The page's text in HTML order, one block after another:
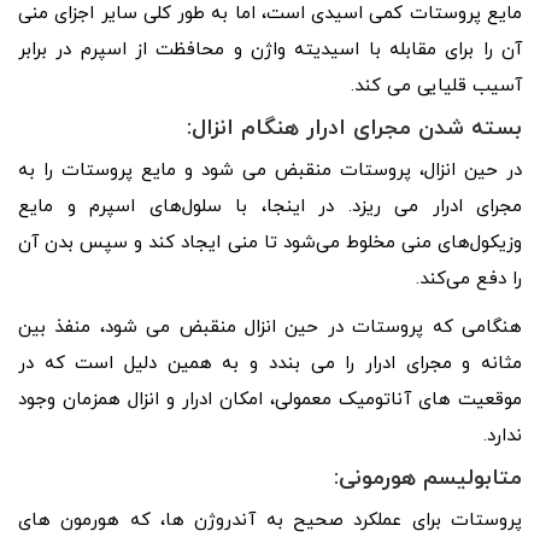
مایع پروستات کمی اسیدی است، اما به طور کلی سایر اجزای منی
آن را برای مقابله با اسیدیته واژن و محافظت از اسپرم در برابر
آسیب قلیایی می کند.
بسته شدن مجرای ادرار هنگام انزال:
در حین انزال، پروستات منقبض می شود و مایع پروستات را به
مجرای ادرار می ریزد. در اینجا، با سلول‌های اسپرم و مایع
وزیکول‌های منی مخلوط می‌شود تا منی ایجاد کند و سپس بدن آن
را دفع می‌کند.
هنگامی که پروستات در حین انزال منقبض می شود، منفذ بین
مثانه و مجرای ادرار را می بندد و به همین دلیل است که در
موقعیت های آناتومیک معمولی، امکان ادرار و انزال همزمان وجود
ندارد.
متابولیسم هورمونی:
پروستات برای عملکرد صحیح به آندروژن ها، که هورمون های